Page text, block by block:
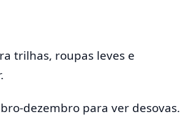
trilhas, roupas leves e
dezembro para ver desovas.